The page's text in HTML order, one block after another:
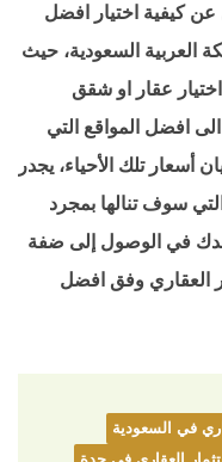
عن كيفية اختيار افضل
العربية السعودية، حيث
اختيار عقار او شقق
افضل المواقع التي
أسعار تلك الأحياء، يجدر
سوف تنالها بمجرد
في الوصول إلى ضفة
العقاري وفق افضل
في السعودية